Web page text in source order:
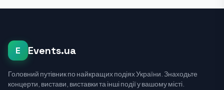
E Events.ua
Головний путівник по найкращих подіях України. Знаходьте
концерти, вистави, виставки та інші події у вашому місті.